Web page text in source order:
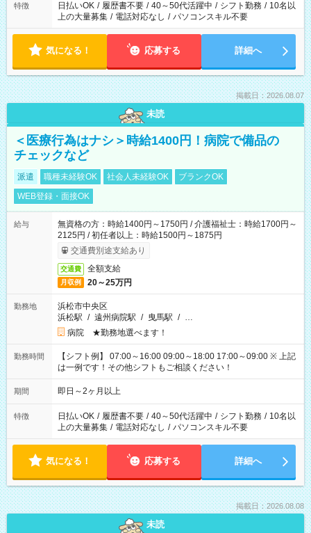
特徴 日払いOK / 履歴書不要 / 40～50代活躍中 / シフト勤務 / 10名以
上の大量募集 / 電話対応なし / パソコンスキル不要
気になる！ 応募する 詳細へ
掲載日：2026.08.07
未読
＜医療行為はナシ＞時給1400円！病院で備品の
チェックなど
派遣 職種未経験OK 社会人未経験OK
ブランクOK
WEB登録・面接OK
給与
無資格の方：時給1400円～1750円 / 介護福祉士：時給1700円～
2125円 / 初任者以上：時給1500円～1875円
交通費別途支給あり
交通費 全額支給
月収例 20～25万円
勤務地
浜松市中央区
浜松駅 / 遠州病院駅 / 曳馬駅 / …
病院 ★勤務地選べます！
勤務時間
【シフト例】 07:00～16:00 09:00～18:00 17:00～09:00 ※ 上記
は一例です！その他シフトもご相談ください！
期間 即日～2ヶ月以上
特徴 日払いOK / 履歴書不要 / 40～50代活躍中 / シフト勤務 / 10名以
上の大量募集 / 電話対応なし / パソコンスキル不要
気になる！ 応募する 詳細へ
掲載日：2026.08.08
未読